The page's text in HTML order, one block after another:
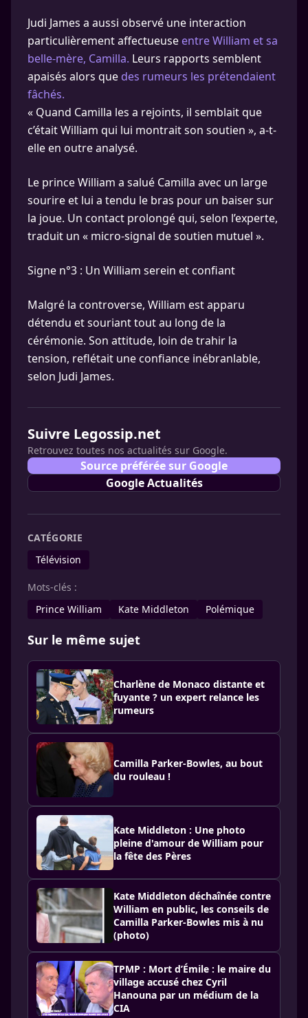
Judi James a aussi observé une interaction
particulièrement affectueuse entre William et sa
belle-mère, Camilla. Leurs rapports semblent
apaisés alors que des rumeurs les prétendaient
fâchés.
« Quand Camilla les a rejoints, il semblait que
c’était William qui lui montrait son soutien », a-t-
elle en outre analysé.
Le prince William a salué Camilla avec un large
sourire et lui a tendu le bras pour un baiser sur
la joue. Un contact prolongé qui, selon l’experte,
traduit un « micro-signal de soutien mutuel ».
Signe n°3 : Un William serein et confiant
Malgré la controverse, William est apparu
détendu et souriant tout au long de la
cérémonie. Son attitude, loin de trahir la
tension, reflétait une confiance inébranlable,
selon Judi James.
Suivre Legossip.net
Retrouvez toutes nos actualités sur Google.
Source préférée sur Google
Google Actualités
CATÉGORIE
Télévision
Mots-clés :
Prince William
Kate Middleton Polémique
Sur le même sujet
Charlène de Monaco distante et
fuyante ? un expert relance les
rumeurs
Camilla Parker-Bowles, au bout
du rouleau !
Kate Middleton : Une photo
pleine d'amour de William pour
la fête des Pères
Kate Middleton déchaînée contre
William en public, les conseils de
Camilla Parker-Bowles mis à nu
(photo)
TPMP : Mort d’Émile : le maire du
village accusé chez Cyril
Hanouna par un médium de la
CIA